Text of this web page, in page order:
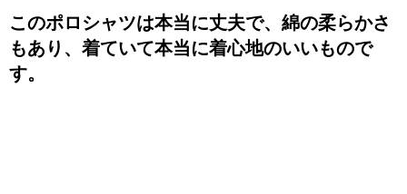
このポロシャツは本当に丈夫で、綿の柔らかさ
もあり、着ていて本当に着心地のいいもので
す。